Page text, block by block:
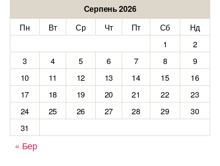
Серпень 2026
Пн
Вт Ср Чт Пт Сб
Нд
1
2
3
4 5 6 7 8
9
10
11 12 13 14 15
16
17
18 19 20 21 22
23
24
25 26 27 28 29
30
31
« Бер